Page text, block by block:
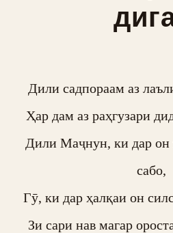
Дили садпораам аз
Ҳар дам аз раҳгузари
Дили Маҷнун, ки дар он
сабо,
Гӯ, ки дар ҳалқаи он
Зи сари нав магар